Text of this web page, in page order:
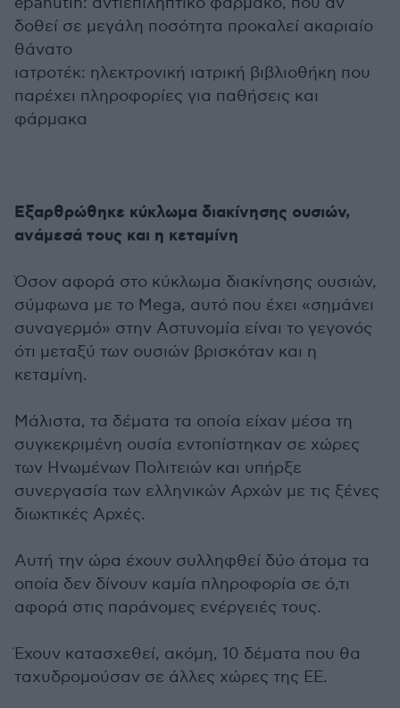
δοθεί σε μεγάλη ποσότητα προκαλεί ακαριαίο
θάνατο
ιατροτέκ: ηλεκτρονική ιατρική βιβλιοθήκη που
παρέχει πληροφορίες για παθήσεις και
φάρμακα
Εξαρθρώθηκε κύκλωμα διακίνησης ουσιών,
ανάμεσά τους και η κεταμίνη
Όσον αφορά στο κύκλωμα διακίνησης ουσιών,
σύμφωνα με το Mega, αυτό που έχει «σημάνει
συναγερμό» στην Αστυνομία είναι το γεγονός
ότι μεταξύ των ουσιών βρισκόταν και η
κεταμίνη.
Μάλιστα, τα δέματα τα οποία είχαν μέσα τη
συγκεκριμένη ουσία εντοπίστηκαν σε χώρες
των Ηνωμένων Πολιτειών και υπήρξε
συνεργασία των ελληνικών Αρχών με τις ξένες
διωκτικές Αρχές.
Αυτή την ώρα έχουν συλληφθεί δύο άτομα τα
οποία δεν δίνουν καμία πληροφορία σε ό,τι
αφορά στις παράνομες ενέργειές τους.
Έχουν κατασχεθεί, ακόμη, 10 δέματα που θα
ταχυδρομούσαν σε άλλες χώρες της ΕΕ.